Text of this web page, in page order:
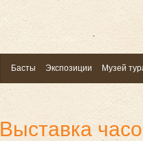
Басты Экспозиции Музей
Выставка